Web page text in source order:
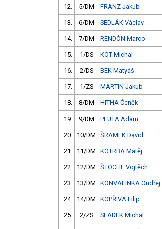
12. 5/DM FRANZ Jakub
13. 6/DM SEDLÁK Václav
14. 7/DM RENDÓN Marco
15. 1/DS KOT Michal
16. 2/DS BEK Matyáš
17. 1/ZS MARTIN Jakub
18. 8/DM HITHA Čeněk
19. 9/DM PLUTA Adam
20. 10/DM ŠRÁMEK David
21. 11/DM KOTRBA Matěj
22. 12/DM ŠTOCHL Vojtěch
23. 13/DM KONVALINKA Ondřej
24. 14/DM KOPŘIVA Filip
25. 2/ZS SLÁDEK Michal